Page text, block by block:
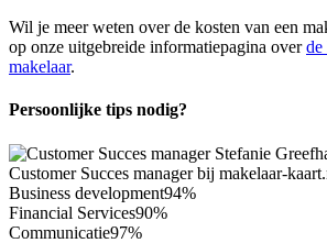
Wil je meer weten over de kosten van een
op onze uitgebreide informatiepagina overde
makelaar.
Persoonlijke tips nodig?
Customer Succes manager bij makelaar-
Business development94%
Financial Services90%
Communicatie97%